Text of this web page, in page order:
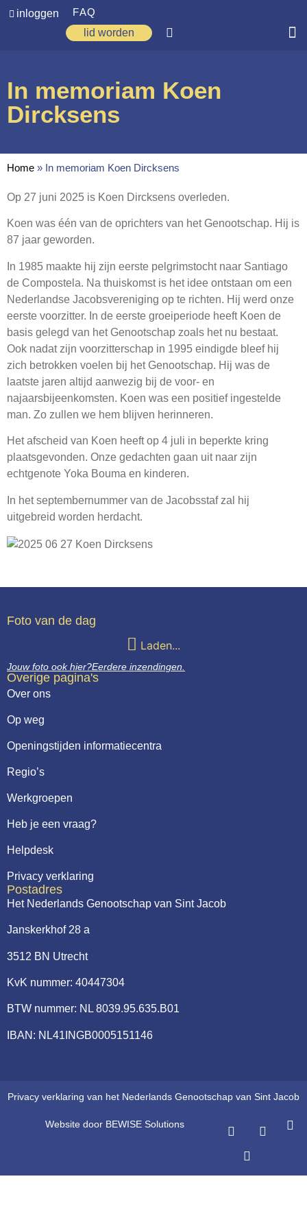
inloggen
FAQ
lid worden
Zoeken
Over ons
Op weg
Regio’s
Nieuws
Agenda
Webshop
Contact
In memoriam Koen
Dircksens
Home » In memoriam Koen Dircksens
Op 27 juni 2025 is Koen Dircksens overleden.
Koen was één van de oprichters van het Genootschap. Hij is
87 jaar geworden.
In 1985 maakte hij zijn eerste pelgrimstocht naar Santiago
de Compostela. Na thuiskomst is het idee ontstaan om een
Nederlandse Jacobsvereniging op te richten. Hij werd onze
eerste voorzitter. In de eerste groeiperiode heeft Koen de
basis gelegd van het Genootschap zoals het nu bestaat.
Ook nadat zijn voorzitterschap in 1995 eindigde bleef hij
zich betrokken voelen bij het Genootschap. Hij was de
laatste jaren altijd aanwezig bij de voor- en
najaarsbijeenkomsten. Koen was een positief ingestelde
man. Zo zullen we hem blijven herinneren.
Het afscheid van Koen heeft op 4 juli in beperkte kring
plaatsgevonden. Onze gedachten gaan uit naar zijn
echtgenote Yoka Bouma en kinderen.
In het septembernummer van de Jacobsstaf zal hij
uitgebreid worden herdacht.
Foto van de dag
Laden...
Jouw foto ook hier?Eerdere inzendingen.
Overige pagina's
Over ons
Op weg
Openingstijden informatiecentra
Regio’s
Werkgroepen
Heb je een vraag?
Helpdesk
Privacy verklaring
Postadres
Het Nederlands Genootschap van Sint Jacob
Janskerkhof 28 a
3512 BN Utrecht
KvK nummer: 40447304
BTW nummer: NL 8039.95.635.B01
IBAN: NL41INGB0005151146
Privacy verklaring van het Nederlands Genootschap van Sint Jacob
Website door BEWISE Solutions